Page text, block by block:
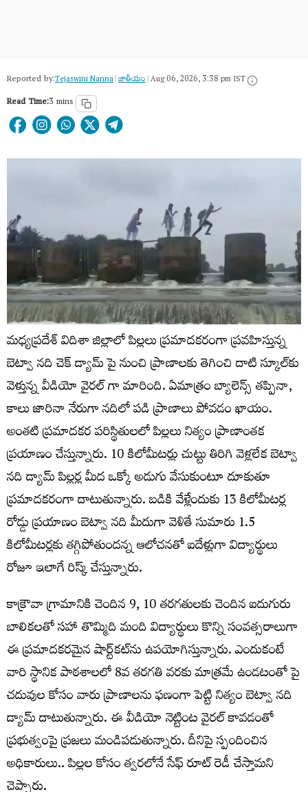
Reported by:Tejaswini Nanna|జాతీయం|Aug 06, 2026, 3:38 pm IST
Read Time:3 mins
మధ్యప్రదేశ్‌ విదిశా జిల్లాలో పిల్లలు ప్రమాదకరంగా ప్రవహిస్తున్న
బెట్వా నది చెక్ డ్యామ్ పై నుంచి ప్రాణాలకు తెగించి దాటి స్కూల్‌కు
వెళ్తున్న వీడియో వైరల్ గా మారింది. ఏమాత్రం బ్యాలెన్స్ తప్పినా,
కాలు జారినా నేరుగా నదిలో పడి ప్రాణాలు పోవడం ఖాయం.
అంతటి ప్రమాదకర పరిస్థితులలో పిల్లలు నిత్యం ప్రాణాంతక
ప్రయాణం చేస్తున్నారు. 10 కిలోమీటర్లు చుట్టు తిరిగి వెళ్లలేక బెట్వా
నది డ్యామ్ పిల్లర్ల మీద ఒక్కో అడుగు వేసుకుంటూ దూకుతూ
ప్రమాదకరంగా దాటుతున్నారు. బడికి వేళ్లేందుకు 13 కిలోమీటర్ల
రోడ్డు ప్రయాణం బెట్వా నది మీదుగా వెళితే సుమారు 1.5
కిలోమీటర్లకు తగ్గిపోతుందన్న ఆలోచనతో ఐదేళ్లుగా విద్యార్థులు
రోజూ ఇలాగే రిస్క్ చేస్తున్నారు.
కాక్రౌవా గ్రామానికి చెందిన 9, 10 తరగతులకు చెందిన ఐదుగురు
బాలికలతో సహా తొమ్మిది మంది విద్యార్థులు కొన్ని సంవత్సరాలుగా
ఈ ప్రమాదకరమైన షార్ట్‌కట్‌ను ఉపయోగిస్తున్నారు. ఎందుకంటే
వారి స్థానిక పాఠశాలలో 8వ తరగతి వరకు మాత్రమే ఉండటంతో పై
చదువుల కోసం వారు ప్రాణాలను ఫణంగా పెట్టి నిత్యం బెట్వా నది
డ్యామ్ దాటుతున్నారు. ఈ వీడియో నెట్టింట వైరల్ కావడంతో
ప్రభుత్వంపై ప్రజలు మండిపడుతున్నారు. దీనిపై స్పందించిన
అధికారులు.. పిల్లల కోసం త్వరలోనే సేఫ్ రూట్ రెడీ చేస్తామని